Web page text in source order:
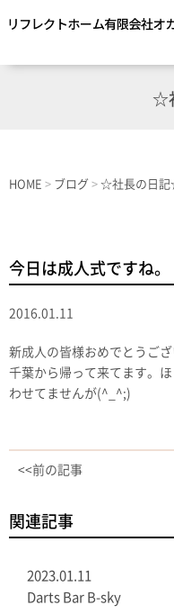
☆
HOME > ブログ > ☆社長の日
今日は成人式ですね。
2016.01.11
新成人の皆様おめでとうご
千葉から帰って来てます。
わせてませんが(^_^;)
<<前の記事
関連記事
2023.01.11
Darts Bar B-sky